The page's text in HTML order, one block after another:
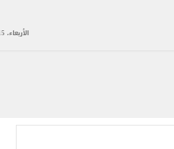
الأربعاء، 15 يوليو 2020 01:38 م